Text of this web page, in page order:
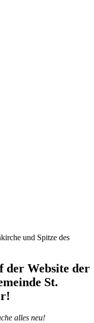
der Website der
St.
alles neu!